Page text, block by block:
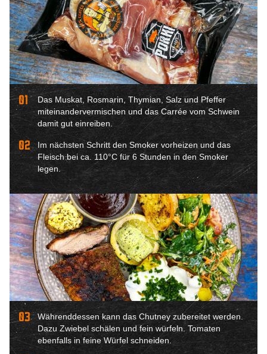
01
Das Muskat, Rosmarin, Thymian, Salz und Pfeffer
miteinandervermischen und das Carrée vom Schwein
damit gut einreiben.
02
Im nächsten Schritt den Smoker vorheizen und das
Fleisch bei ca. 110°C für 6 Stunden in den Smoker
legen.
03
Währenddessen kann das Chutney zubereitet werden.
Dazu Zwiebel schälen und fein würfeln. Tomaten
ebenfalls in feine Würfel schneiden.